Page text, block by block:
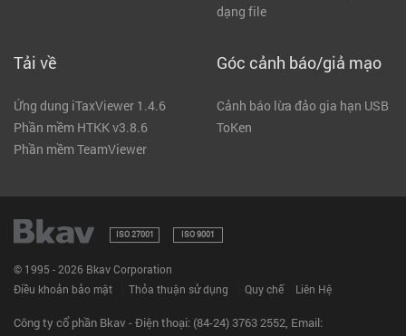
dạng file
Tải về
Ứng dung iTaxViewer 1.4.6
Phần mềm HTKK v3.8.6
Phần mềm TeamViewer
Góc cảnh báo/giả mạo
Cảnh báo lừa đảo gia hạn USB
ToKen
ISO 27001 ISO 9001
© 1995 - 2026 Bkav Corporation
Điều khoản bảo mật
Thỏa thuận sử dụng Quy chế Liên Hệ
Công ty cổ phần Bkav - Điện thoại: (84-24) 3763 2552, Email: